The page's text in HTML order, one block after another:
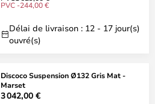
PVC -244,00 €
Délai de livraison : 12 - 17 jour(s)
ouvré(s)
Discoco Suspension Ø132 Gris Mat -
Marset
3 042,00 €